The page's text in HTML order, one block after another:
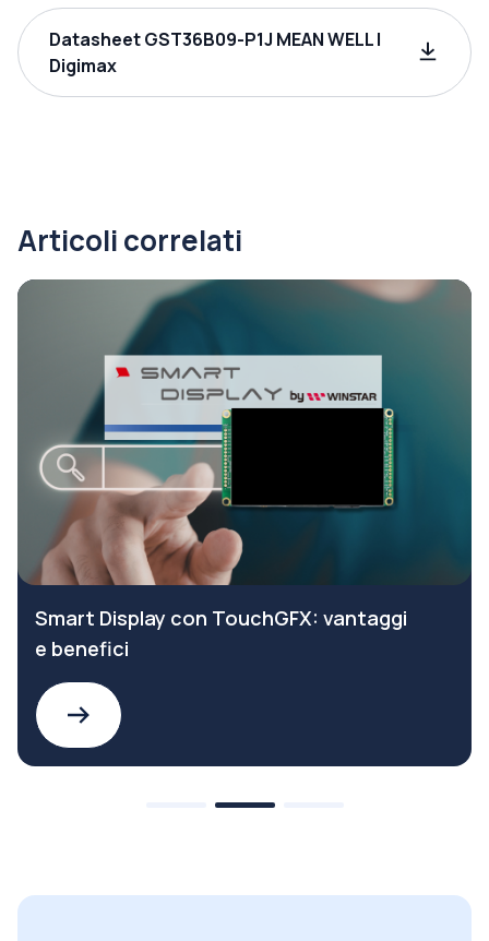
Datasheet GST36B09-P1J MEAN WELL |
Digimax
Articoli correlati
Smart Display con TouchGFX: vantaggi
e benefici